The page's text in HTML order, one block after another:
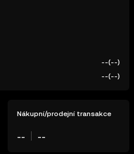
--(--)
--(--)
Nákupní/prodejní transakce
-- --